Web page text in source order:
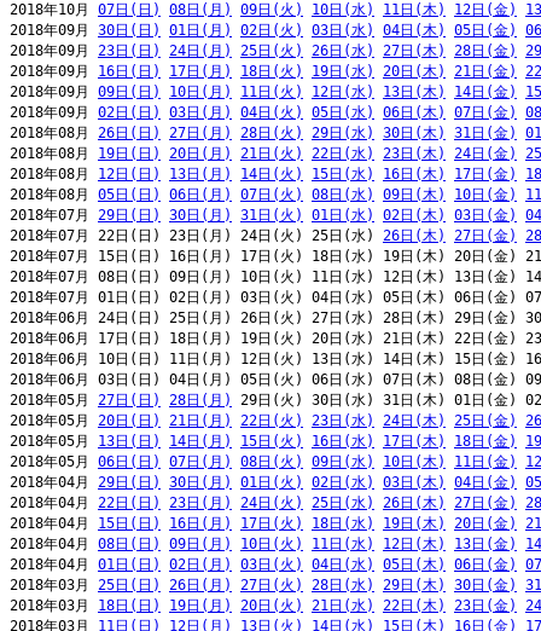
2018年10月 07日(日) 08日(月) 09日(火) 10日(水) 11日(木) 12日(金)
2018年09月 30日(日) 01日(月) 02日(火) 03日(水) 04日(木) 05日(金)
2018年09月 23日(日) 24日(月) 25日(火) 26日(水) 27日(木) 28日(金)
2018年09月 16日(日) 17日(月) 18日(火) 19日(水) 20日(木) 21日(金)
2018年09月 09日(日) 10日(月) 11日(火) 12日(水) 13日(木) 14日(金)
2018年09月 02日(日) 03日(月) 04日(火) 05日(水) 06日(木) 07日(金)
2018年08月 26日(日) 27日(月) 28日(火) 29日(水) 30日(木) 31日(金)
2018年08月 19日(日) 20日(月) 21日(火) 22日(水) 23日(木) 24日(金)
2018年08月 12日(日) 13日(月) 14日(火) 15日(水) 16日(木) 17日(金)
2018年08月 05日(日) 06日(月) 07日(火) 08日(水) 09日(木) 10日(金)
2018年07月 29日(日) 30日(月) 31日(火) 01日(水) 02日(木) 03日(金)
2018年07月 22日(日) 23日(月) 24日(火) 25日(水) 26日(木) 27日(金)
2018年07月 15日(日) 16日(月) 17日(火) 18日(水) 19日(木) 20日(金)
2018年07月 08日(日) 09日(月) 10日(火) 11日(水) 12日(木) 13日(金)
2018年07月 01日(日) 02日(月) 03日(火) 04日(水) 05日(木) 06日(金)
2018年06月 24日(日) 25日(月) 26日(火) 27日(水) 28日(木) 29日(金)
2018年06月 17日(日) 18日(月) 19日(火) 20日(水) 21日(木) 22日(金)
2018年06月 10日(日) 11日(月) 12日(火) 13日(水) 14日(木) 15日(金)
2018年06月 03日(日) 04日(月) 05日(火) 06日(水) 07日(木) 08日(金)
2018年05月 27日(日) 28日(月)
29日(火) 30日(水) 31日(木) 01日(金)
2018年05月 20日(日) 21日(月) 22日(火) 23日(水) 24日(木) 25日(金)
2018年05月 13日(日) 14日(月) 15日(火) 16日(水) 17日(木) 18日(金)
2018年05月 06日(日) 07日(月) 08日(火) 09日(水) 10日(木) 11日(金)
2018年04月 29日(日) 30日(月) 01日(火) 02日(水) 03日(木) 04日(金)
2018年04月 22日(日) 23日(月) 24日(火) 25日(水) 26日(木) 27日(金)
2018年04月 15日(日) 16日(月) 17日(火) 18日(水) 19日(木) 20日(金)
2018年04月 08日(日) 09日(月) 10日(火) 11日(水) 12日(木) 13日(金)
2018年04月 01日(日) 02日(月) 03日(火) 04日(水) 05日(木) 06日(金)
2018年03月 25日(日) 26日(月) 27日(火) 28日(水) 29日(木) 30日(金)
2018年03月 18日(日) 19日(月) 20日(火) 21日(水) 22日(木) 23日(金)
2018年03月 11日(日) 12日(月) 13日(火) 14日(水) 15日(木) 16日(金)